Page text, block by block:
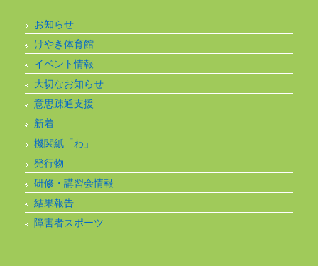
お知らせ
けやき体育館
イベント情報
大切なお知らせ
意思疎通支援
新着
機関紙「わ」
発行物
研修・講習会情報
結果報告
障害者スポーツ